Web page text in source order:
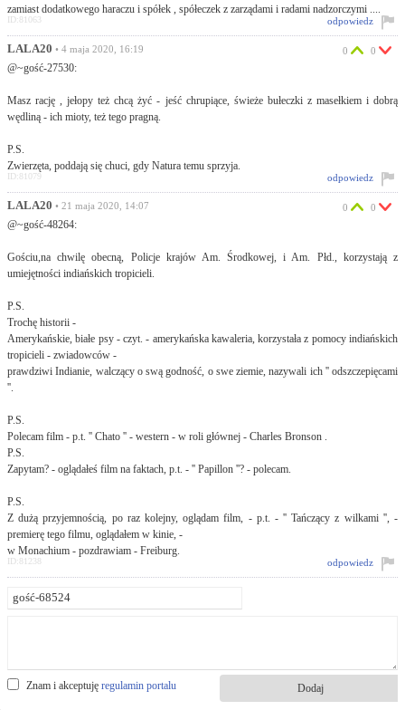
zamiast dodatkowego haraczu i spółek , spółeczek z zarządami i radami nadzorczymi ....
odpowiedz
ID:81063
LALA20 • 4 maja 2020, 16:19
@~gość-27530:
Masz rację , jełopy też chcą żyć - jeść chrupiące, świeże bułeczki z masełkiem i dobrą
wędliną - ich mioty, też tego pragną.
P.S.
Zwierzęta, poddają się chuci, gdy Natura temu sprzyja.
0 0
odpowiedz
ID:81079
LALA20 • 21 maja 2020, 14:07
@~gość-48264:
Gościu,na chwilę obecną, Policje krajów Am. Środkowej, i Am. Płd., korzystają z
umiejętności indiańskich tropicieli.
P.S.
Trochę historii -
Amerykańskie, białe psy - czyt. - amerykańska kawaleria, korzystała z pomocy indiańskich
tropicieli - zwiadowców -
prawdziwi Indianie, walczący o swą godność, o swe ziemie, nazywali ich '' odszczepięcami
''.
P.S.
Polecam film - p.t. '' Chato '' - western - w roli głównej - Charles Bronson .
P.S.
Zapytam? - oglądałeś film na faktach, p.t. - '' Papillon ''? - polecam.
P.S.
Z dużą przyjemnością, po raz kolejny, oglądam film, - p.t. - '' Tańczący z wilkami '', -
premierę tego filmu, oglądałem w kinie, -
w Monachium - pozdrawiam - Freiburg.
0 0
odpowiedz
ID:81238
Znam i akceptuję regulamin portalu